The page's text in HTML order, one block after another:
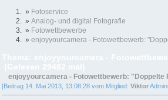
» Fotoservice
» Analog- und digital Fotografie
» Fotowettbewerbe
» enjoyyourcamera - Fotowettbewerb:
enjoyyourcamera - Fotowettbewerb: "Doppelte
[Beitrag 14. Mai 2013, 13:08:28 vom Mitglied: Viktor